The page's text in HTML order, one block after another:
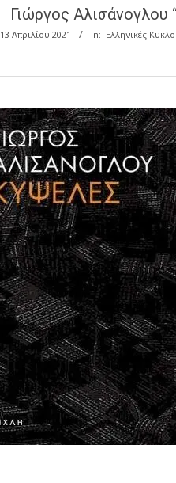
Γιώργος Αλισάνογλου
13 Απριλίου 2021 In: Ελληνικές